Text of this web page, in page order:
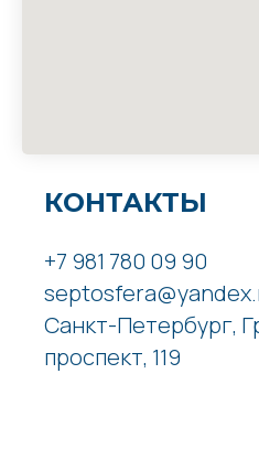
КОНТАКТЫ
+7 981 780 09 90
Санкт-Петербург,
проспект, 119